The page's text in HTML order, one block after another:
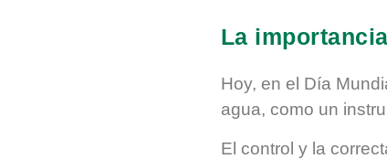
La
Hoy, en el Día
agua, como un
El control y la